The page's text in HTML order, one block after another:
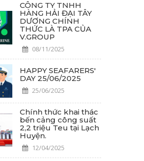
CÔNG TY TNHH
HÀNG HẢI ĐẠI TÂY
DƯƠNG CHÍNH
THỨC LÀ TPA CỦA
V.GROUP
08/11/2025
HAPPY SEAFARERS'
DAY 25/06/2025
25/06/2025
Chính thức khai thác
bến cảng công suất
2,2 triệu Teu tại Lạch
Huyện.
12/04/2025